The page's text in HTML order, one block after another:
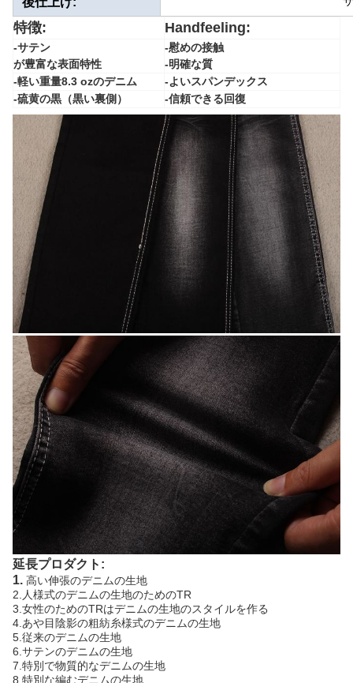
特徴: Handfeeling:
-サテン
が豊富な表面特性
-慰めの接触
-明確な質
-軽い重量8.3 ozのデニム
-よいスパンデックス
-硫黄の黒（黒い裏側）
-信頼できる回復
延長プロダクト:
1. 高い伸張のデニムの生地
2.人様式のデニムの生地のためのTR
3.女性のためのTRはデニムの生地のスタイルを作る
4.あや目陰影の粗紡糸様式のデニムの生地
5.従来のデニムの生地
6.サテンのデニムの生地
7.特別で物質的なデニムの生地
8.特別な編むデニムの生地